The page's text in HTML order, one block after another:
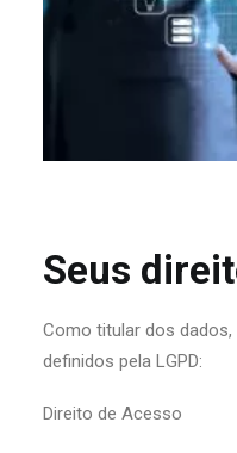
Seus
Como titular dos
definidos pela LGPD:
Direito de Acesso